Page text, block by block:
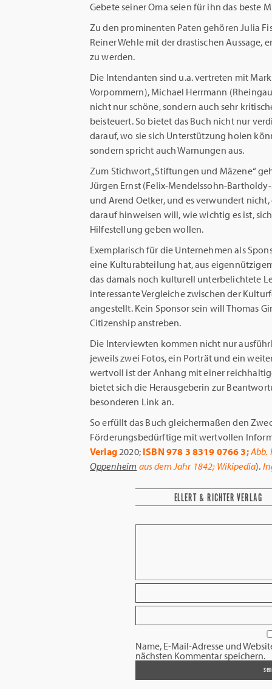
Gebete seiner Oma seien für ihn das beste
Zu den prominenten Paten gehören Julia
Reiner Wehle mit der drastischen Aussage,
zu werden.
Die Intendanten sind u.a. vertreten mit
Vorpommern), Michael Herrmann
nicht nur schöne, sondern auch sehr
beisteuert. So bietet das Buch nicht nur
darauf, wo sie sich Unterstützung holen
sondern spricht auch Warnungen aus.
Zum Stichwort „Stiftungen und Mäzene“
Jürgen Ernst (Felix-Mendelssohn-
und Arend Oetker, und es verwundert
darauf hinweisen will, wie wichtig es ist,
Hilfestellung geben wollen.
Exemplarisch für die Unternehmen als
eine Kulturabteilung hat, aus
das damals noch kulturell unterbelichtete
interessante Vergleiche zwischen der
angestellt. Kein Sponsor sein will Thomas
Citizenship anstreben.
Die Interviewten kommen nicht nur
jeweils zwei Fotos, ein Porträt und ein
wertvoll ist der Anhang mit einer
bietet sich die Herausgeberin zur
besonderen Link an.
So erfüllt das Buch gleichermaßen den
Förderungsbedürftige mit wertvollen
Verlag2020; ISBN 978 3 8319 0766 3;Abb.
Oppenheim aus dem Jahr 1842; Wikipedia).
ELLERT & RICHTER VERLAG
Name, E-Mail-Adresse und
nächsten Kommentar speichern.